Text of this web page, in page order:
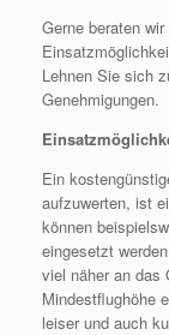
Gerne beraten
Lehnen Sie sich
Genehmigungen.
Ein
aufzuwerten, ist
können
eingesetzt
viel näher an das
Mindestflughöhe
leiser und auch